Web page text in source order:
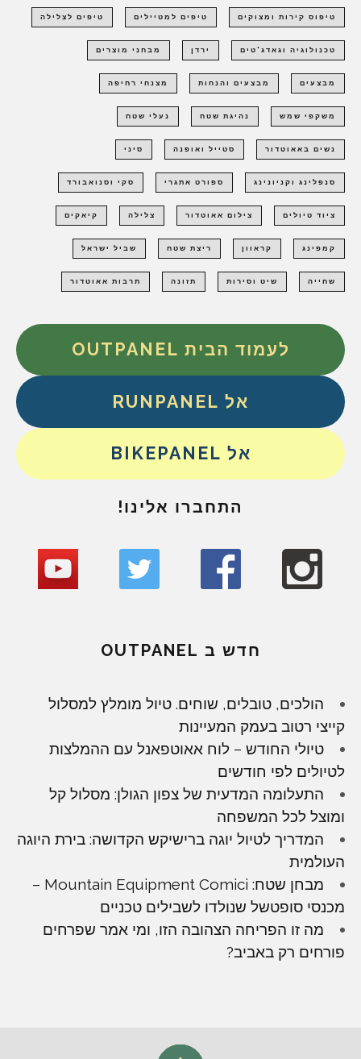
טיפוס קירות ומצוקים טיפים למטיילים טיפים לצלילה
טכנולוגיה וגאדג'טים ירדן מבחני מוצרים
מבצעים מבצעים והנחות מצנחי רחיפה
משקפי שמש נהיגת שטח נעלי שטח
נשים באאוטדור סטייל ואופנה סיני
סנפלינג וקניונינג ספורט אתגרי סקי וסנואבורד
ציוד טיולים צילום אאוטדור צלילה קיאקים
קמפינג קראוון ריצת שטח שביל ישראל
שחייה שיט וסירות תזונה תרבות אאוטדור
לעמוד הבית OUTPANEL
אל RUNPANEL
אל BIKEPANEL
התחברו אלינו!
חדש ב OUTPANEL
הולכים, טובלים, שוחים. טיול מומלץ למסלול
קייצי רטוב בעמק המעיינות
טיולי החודש – לוח אאוטפאנל עם ההמלצות
לטיולים לפי חודשים
התעלומה המדעית של צפון הגולן: מסלול קל
ומוצל לכל המשפחה
המדריך לטיול יוגה ברישיקש הקדושה: בירת היוגה
העולמית
מבחן שטח: Mountain Equipment Comici –
מכנסי סופטשל שנולדו לשבילים טכניים
מה זו הפריחה הצהובה הזו, ומי אמר שפרחים
פורחים רק באביב?